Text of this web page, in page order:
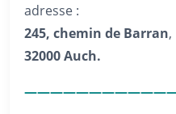
adresse :
245, chemin de Barran,
32000 Auch.